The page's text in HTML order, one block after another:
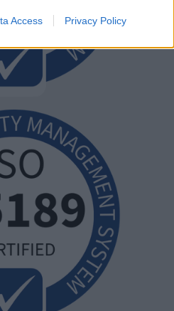
Access Privacy Policy